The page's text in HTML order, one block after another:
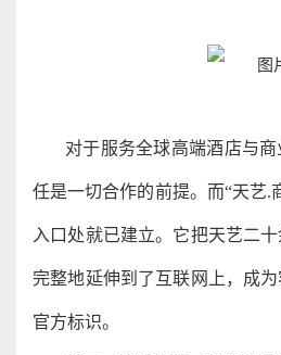
对于服务全球高端酒店与
任是一切合作的前提。而“天艺.
入口处就已建立。它把天艺二十
完整地延伸到了互联网上，成
官方标识。